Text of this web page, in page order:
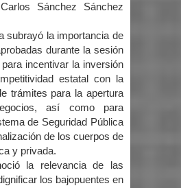
Sánchez Sánchez
subrayó la importancia de
durante la sesión
incentivar la inversión
estatal con la
trámites para la apertura
así como para
de Seguridad Pública
de los cuerpos de
y privada.
la relevancia de las
los bajopuentes en